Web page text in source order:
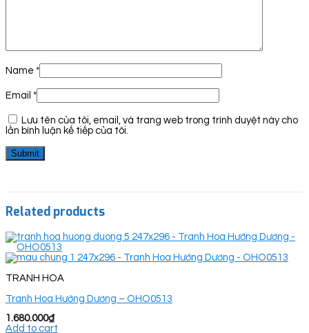
Name *
Email *
Lưu tên của tôi, email, và trang web trong trình duyệt này cho
lần bình luận kế tiếp của tôi.
Related products
TRANH HOA
Tranh Hoa Hướng Dương – OHO0513
1.680.000₫
Add to cart